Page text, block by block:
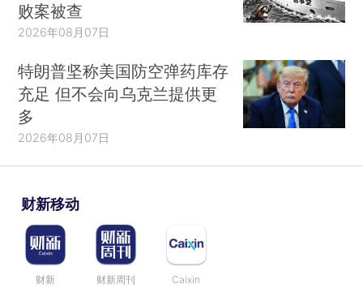
败案被查
2026年08月07日
特朗普坚称美国防空弹药库存
充足 但不会向乌克兰提供更
多
2026年08月07日
财新移动
财新 财新周刊 Caixin